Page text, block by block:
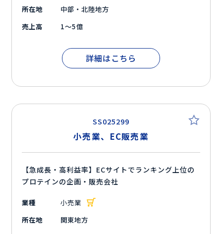
所在地
中部・北陸地方
売上高
1～5億
詳細はこちら
SS025299
小売業、EC販売業
【急成長・高利益率】ECサイトでランキング上位の
プロテインの企画・販売会社
業種
小売業
所在地
関東地方